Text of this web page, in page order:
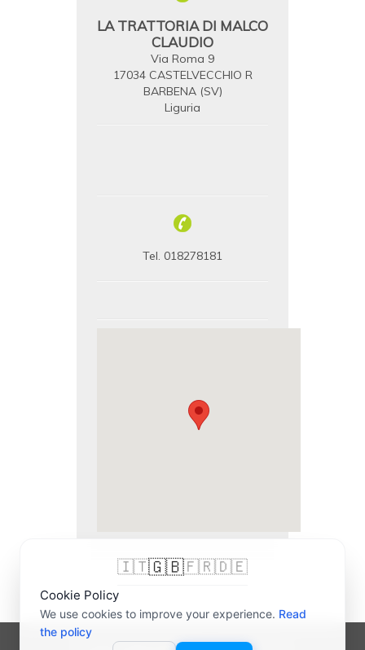
LA TRATTORIA DI MALCO
CLAUDIO
Via Roma 9
17034 CASTELVECCHIO R
BARBENA (SV)
Liguria
Tel. 018278181
© 2007-2026 bigliettidavisitare® | P.IVA
🇮🇹🇬🇧🇫🇷🇩🇪
Cookie Policy
We use cookies to improve your experience. Read
the policy